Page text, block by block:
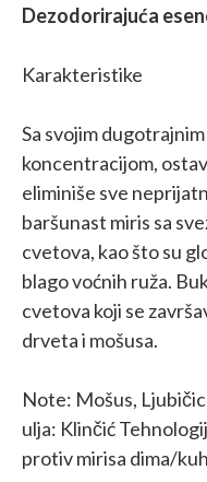
Dezodorirajuća
Karakteristike
Sa svojim
koncentracijom,
eliminiše sve
baršunast miris sa
cvetova, kao što su
blago voćnih ruža.
cvetova koji se
drveta i mošusa.
Note: Mošus,
ulja: Klinčić
protiv mirisa dima/